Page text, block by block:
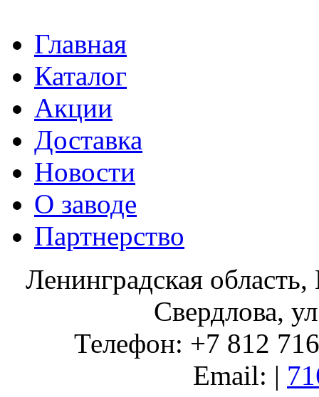
Главная
Каталог
Акции
Доставка
Новости
О заводе
Партнерство
Ленинградская
Свердлова,
Телефон: +7 812
Email: |